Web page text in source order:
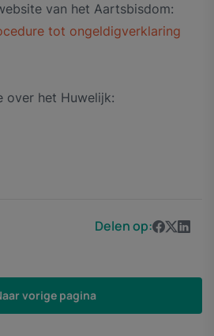
van het Aartsbisdom:
tot ongeldigverklaring
over het Huwelijk:
Delen op:
vorige pagina